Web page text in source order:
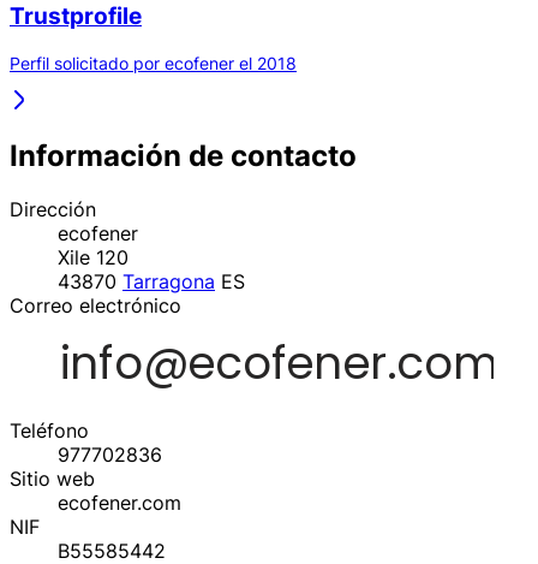
Trustprofile
Perfil solicitado por ecofener el 2018
Información de contacto
Dirección
ecofener
Xile 120
43870 Tarragona ES
Correo electrónico
Teléfono
977702836
Sitio web
ecofener.com
NIF
B55585442